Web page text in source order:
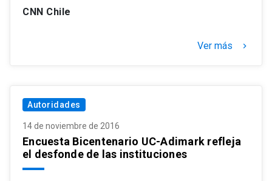
CNN Chile
Ver más keyboard_arrow_right
Autoridades
14 de noviembre de 2016
Encuesta Bicentenario UC-Adimark refleja
el desfonde de las instituciones